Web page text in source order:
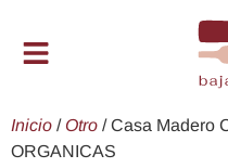
Inicio / Otro / Casa Madero
ORGANICAS